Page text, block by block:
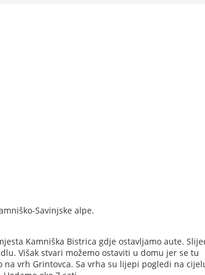
Savinjske alpe.
Kamniška Bistrica gdje ostavljamo aute.
Višak stvari možemo ostaviti u domu jer se tu
vrh Grintovca. Sa vrha su lijepi pogledi na